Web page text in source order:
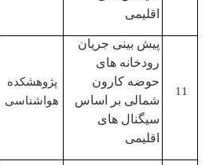
پیش بینی جریان
رودخانه های
حوضه کارون
شمالی بر اساس
سیگنال های
پژوهشکده
هواشناسی